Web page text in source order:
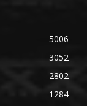
5006
3052
2802
1284